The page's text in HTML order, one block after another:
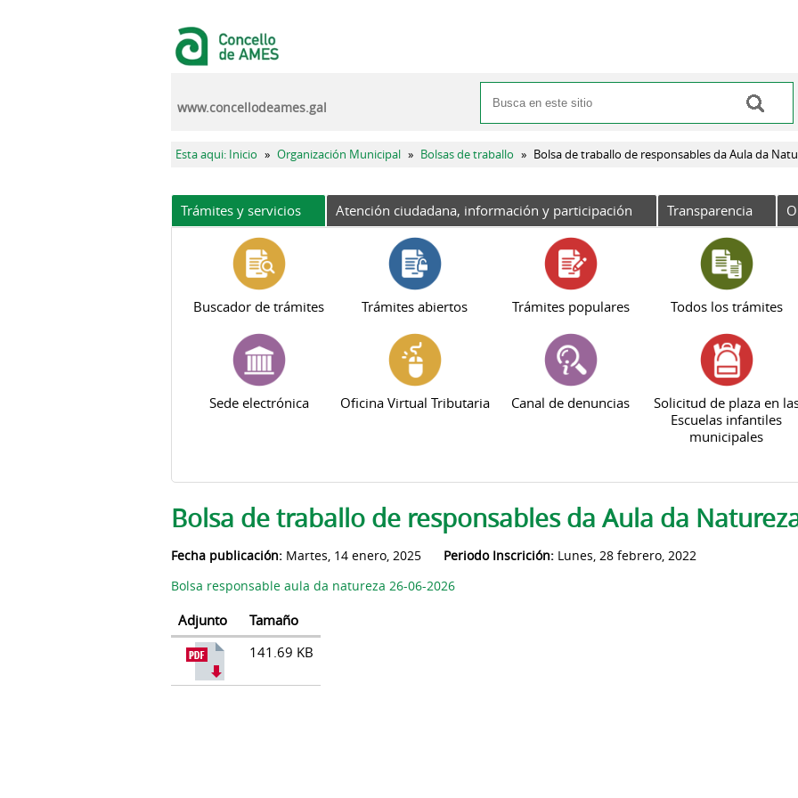
Formulario de búsqueda
Buscar
www.concellodeames.gal
Se encuentra usted aquí
Esta aqui: Inicio » Organización Municipal » Bolsas de traballo » Bolsa de traballo de responsables da Aula da
Trámites y servicios Atención ciudadana, información y participación Transparencia
Buscador de trámites Trámites abiertos Trámites populares Todos los trámites
Sede electrónica Oficina Virtual Tributaria Canal de denuncias
Solicitud de plaza en
Escuelas infantiles
municipales
Solapas principales
Bolsa de traballo de responsables da Aula da
Fecha publicación: Martes, 14 enero, 2025 Periodo Inscrición: Lunes, 28 febrero, 2022
Bolsa responsable aula da natureza 26-06-2026
Adjunto
Tamaño
141.69 KB